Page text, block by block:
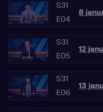
S31
E04
8
S31
E05
12
S31
E06
13